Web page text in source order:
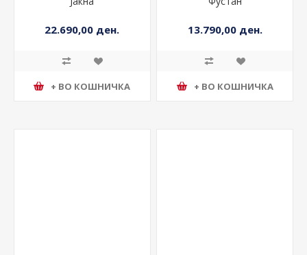
22.690,00 ден.
+ ВО КОШНИЧКА
13.790,00 ден.
+ ВО КОШНИЧКА